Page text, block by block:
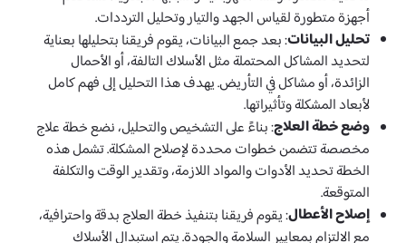
أجهزة متطورة لقياس الجهد والتيار وتحليل الترددات.
تحليل البيانات: بعد جمع البيانات، يقوم فريقنا بتحليلها بعناية
لتحديد المشاكل المحتملة مثل الأسلاك التالفة، أو الأحمال
الزائدة، أو مشاكل في التأريض. يهدف هذا التحليل إلى فهم كامل
لأبعاد المشكلة وتأثيراتها.
وضع خطة العلاج: بناءً على التشخيص والتحليل، نضع خطة علاج
مخصصة تتضمن خطوات محددة لإصلاح المشكلة. تشمل هذه
الخطة تحديد الأدوات والمواد اللازمة، وتقدير الوقت والتكلفة
المتوقعة.
إصلاح الأعطال: يقوم فريقنا بتنفيذ خطة العلاج بدقة واحترافية،
مع الالتزام بمعايير السلامة والجودة. يتم استبدال الأسلاك